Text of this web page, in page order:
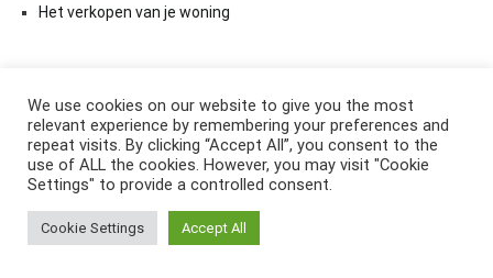
Het verkopen van je woning
Copyright © 2026ElkAntwoord.com
Cenoteby ThemeGrill. Aangedreven door
We use cookies on our website to give you the most
relevant experience by remembering your preferences and
repeat visits. By clicking “Accept All”, you consent to the
use of ALL the cookies. However, you may visit "Cookie
Settings" to provide a controlled consent.
Cookie Settings Accept All